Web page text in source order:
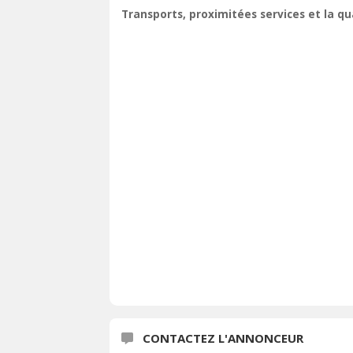
Transports, proximitées services et la
CONTACTEZ L'ANNONCEUR